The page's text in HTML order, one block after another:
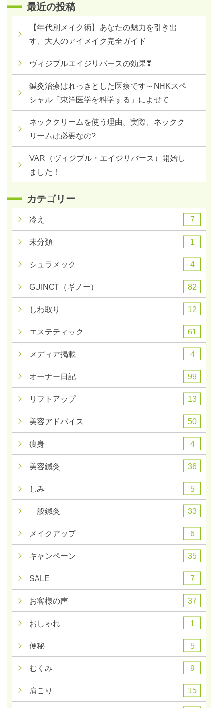
最近の投稿
【年代別メイク術】あなたの魅力を引き出
す、大人のアイメイク完全ガイド
ヴィジブルエイジリバースの効果❣
鍼灸治療はれっきとした医療です～NHKスペ
シャル「東洋医学を科学する」によせて
ネッククリームを使う理由。実際、ネックク
リームは必要なの?
VAR（ヴィジブル・エイジリバース）開始し
ました！
カテゴリー
冷え 7
未分類 1
シュラメック 4
GUINOT（ギノー） 82
しわ取り 12
エステティック 61
メディア掲載 4
オーナー日記 99
リフトアップ 13
美容アドバイス 50
痩身 4
美容鍼灸 36
しみ 5
一般鍼灸 33
メイクアップ 6
キャンペーン 35
SALE 7
お客様の声 37
おしゃれ 1
便秘 5
むくみ 9
肩こり 15